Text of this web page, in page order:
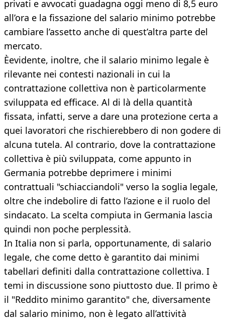
privati e avvocati guadagna oggi meno di 8,5 euro
all’ora e la fissazione del salario minimo potrebbe
cambiare l’assetto anche di quest’altra parte del
mercato.
Èevidente, inoltre, che il salario minimo legale è
rilevante nei contesti nazionali in cui la
contrattazione collettiva non è particolarmente
sviluppata ed efficace. Al di là della quantità
fissata, infatti, serve a dare una protezione certa a
quei lavoratori che rischierebbero di non godere di
alcuna tutela. Al contrario, dove la contrattazione
collettiva è più sviluppata, come appunto in
Germania potrebbe deprimere i minimi
contrattuali "schiacciandoli" verso la soglia legale,
oltre che indebolire di fatto l’azione e il ruolo del
sindacato. La scelta compiuta in Germania lascia
quindi non poche perplessità.
In Italia non si parla, opportunamente, di salario
legale, che come detto è garantito dai minimi
tabellari definiti dalla contrattazione collettiva. I
temi in discussione sono piuttosto due. Il primo è
il "Reddito minimo garantito" che, diversamente
dal salario minimo, non è legato all’attività